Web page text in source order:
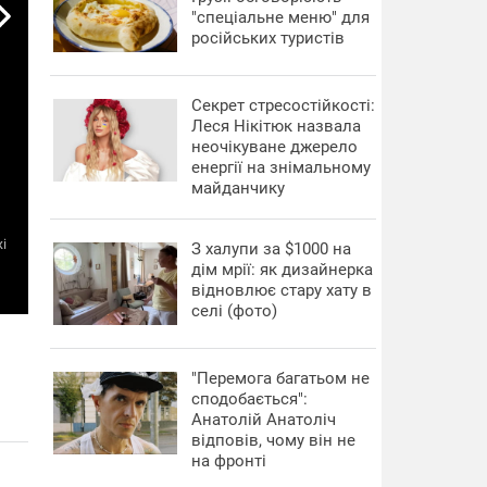
"спеціальне меню" для
російських туристів
Секрет стресостійкості:
Леся Нікітюк назвала
неочікуване джерело
енергії на знімальному
майданчику
З халупи за $1000 на
дім мрії: як дизайнерка
відновлює стару хату в
селі (фото)
"Перемога багатьом не
сподобається":
Анатолій Анатоліч
відповів, чому він не
на фронті